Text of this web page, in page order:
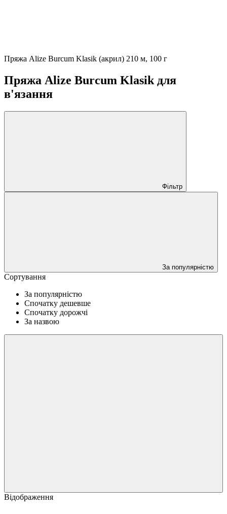
Пряжа Alize Burcum Klasik (акрил) 210 м, 100 г
Пряжа Alize Burcum Klasik для
в'язання
Фільтр
За популярністю
Сортування
За популярністю
Спочатку дешевше
Спочатку дорожчі
За назвою
Відображення